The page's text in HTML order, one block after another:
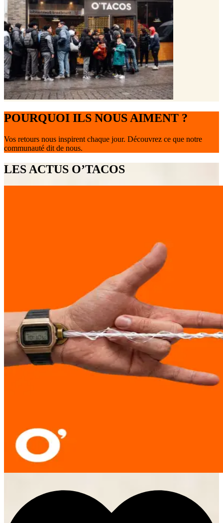
POURQUOI ILS NOUS AIMENT ?
Vos retours nous inspirent chaque jour. Découvrez ce que notre
communauté dit de nous.
LES ACTUS O’TACOS